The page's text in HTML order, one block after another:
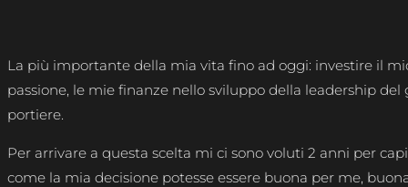
La più importante della mia vita fino ad oggi: investire il
passione, le mie finanze nello sviluppo della leadership del
portiere.
Per arrivare a questa scelta mi ci sono voluti 2 anni per
come la mia decisione potesse essere buona per me,